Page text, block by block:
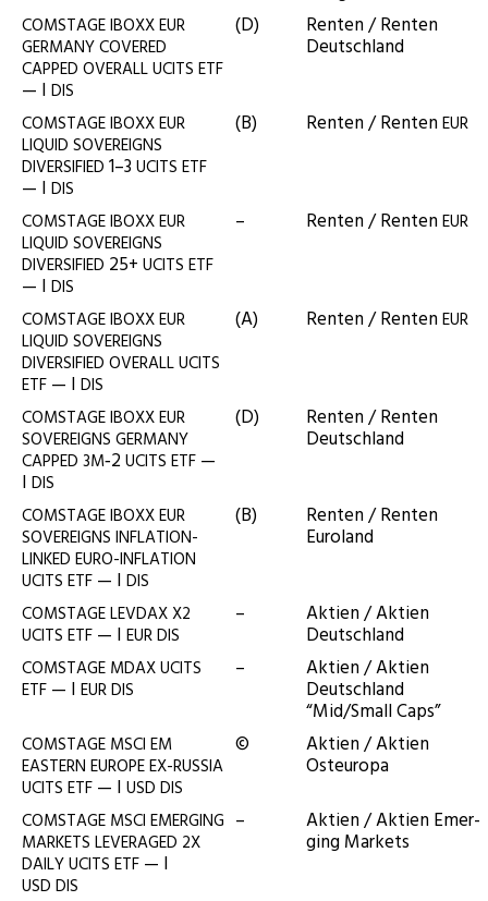
COMSTAGEIBOXXEUR
GERMANYCOVERED
CAPPED OVERALLUCITS ETF
— I DIS
(D) Ren­ten / Ren­ten
Deutschland
COMSTAGEIBOXXEUR
LIQUID SOVEREIGNS
DIVERSIFIED 1–3 UCITS ETF
— I DIS
(B) Ren­ten / Ren­tenEUR
COMSTAGEIBOXXEUR
LIQUID SOVEREIGNS
DIVERSIFIED 25+ UCITS ETF
— I DIS
– Ren­ten / Ren­tenEUR
COMSTAGEIBOXXEUR
LIQUID SOVEREIGNS
DIVERSIFIED OVERALLUCITS
ETF — I DIS
(A) Ren­ten / Ren­tenEUR
COMSTAGEIBOXXEUR
SOVEREIGNS GERMANY
CAPPED 3M‑2UCITS ETF —
I DIS
(D) Ren­ten / Ren­ten
Deutschland
COMSTAGEIBOXXEUR
SOVEREIGNS INFLATION-
LINKED EURO-INFLATION
UCITS ETF — I DIS
(B) Ren­ten / Ren­ten
Euroland
COMSTAGELEVDAXX2
UCITS ETF — I EURDIS
– Akti­en / Akti­en
Deutschland
COMSTAGE MDAXUCITS
ETF — I EURDIS
– Akti­en / Akti­en
Deutsch­land
“Mid/Small Caps”
COMSTAGE MSCI EM
EASTERN EUROPEEX-RUSSIA
UCITS ETF — I USD DIS
© Akti­en / Akti­en
Osteuropa
COMSTAGE MSCI EMERGING
MARKETS LEVERAGED 2X
DAILYUCITS ETF — I
USD DIS
– Akti­en / Akti­en Emer­
ging Markets